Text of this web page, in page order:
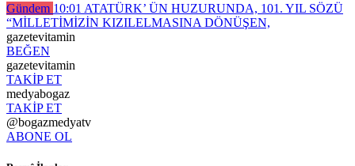
Gündem 10:01 ATATÜRK’ ÜN HUZURUNDA, 101. YIL SÖZÜ
“MİLLETİMİZİN KIZILELMASINA DÖNÜŞEN,
gazetevitamin
BEĞEN
gazetevitamin
TAKİP ET
medyabogaz
TAKİP ET
@bogazmedyatv
ABONE OL